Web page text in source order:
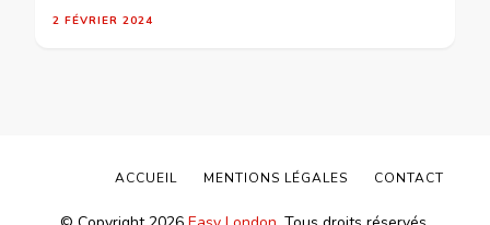
2 FÉVRIER 2024
ACCUEIL MENTIONS LÉGALES CONTACT